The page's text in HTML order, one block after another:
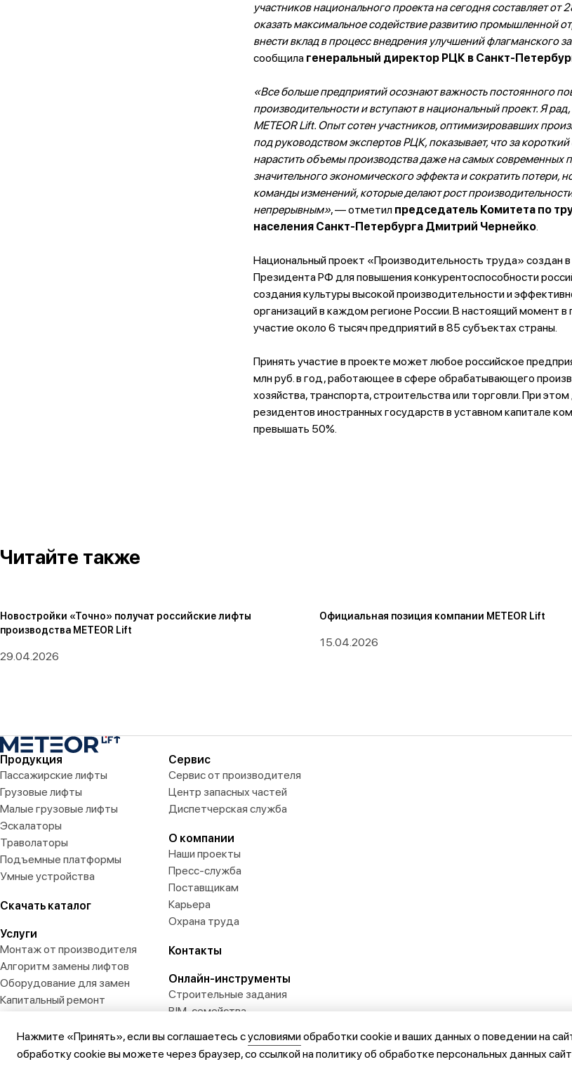
участников национального проекта на сегодня составляет
оказать максимальное содействие развитию промышленной
внести вклад в процесс внедрения улучшений флагманского
сообщила генеральный директор РЦК в Санкт-
«Все больше предприятий осознают важность постоянного
производительности и вступают в национальный проект. Я рад,
METEOR Lift. Опыт сотен участников, оптимизировавших
под руководством экспертов РЦК, показывает, что за
нарастить объемы производства даже на самых современных
значительного экономического эффекта и сократить потери,
команды изменений, которые делают рост
непрерывным», — отметил председатель Комитета по
населения Санкт-Петербурга Дмитрий Чернейко.
Национальный проект «Производительность труда» создан
Президента РФ для повышения конкурентоспособности
создания культуры высокой производительности и
организаций в каждом регионе России. В настоящий момент в
участие около 6 тысяч предприятий в 85 субъектах страны.
Принять участие в проекте может любое российское
млн руб. в год, работающее в сфере обрабатывающего
хозяйства, транспорта, строительства или торговли. При
резидентов иностранных государств в уставном капитале
превышать 50%.
Читайте также
Новостройки «Точно» получат российские лифты
производства METEOR Lift
29.04.2026
Официальная позиция компании METEOR Lift
15.04.2026
Продукция
Пассажирские лифты
Грузовые лифты
Малые грузовые лифты
Эскалаторы
Траволаторы
Подъемные платформы
Умные устройства
Скачать каталог
Услуги
Монтаж от производителя
Алгоритм замены лифтов
Оборудование для замен
Капитальный ремонт
Сервис
Сервис от производителя
Центр запасных частей
Диспетчерская служба
О компании
Наши проекты
Пресс-служба
Поставщикам
Карьера
Охрана труда
Контакты
Онлайн-инструменты
Строительные задания
BIM-семейства
Нажмите «Принять», если вы соглашаетесь сусловиямиобработки cookie и ваших данных о поведении на
обработку cookie вы можете через браузер, со ссылкой на политику об обработке персональных данных